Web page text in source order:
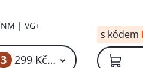
NM | VG+
3 299 Kč – 399 Kč
s kódem